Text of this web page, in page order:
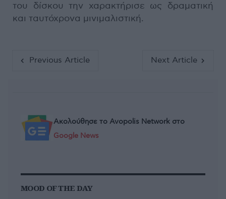
του δίσκου την χαρακτήρισε ως δραματική
και ταυτόχρονα μινιμαλιστική.
Previous Article Next Article
Ακολούθησε το Avopolis Network στο
Google News
MOOD OF THE DAY